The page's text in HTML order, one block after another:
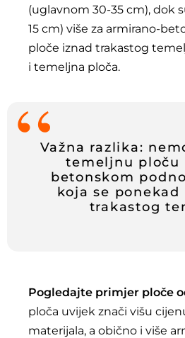
(uglavnom 30-35 cm), dok
15 cm) više za armirano-
ploče iznad trakastog
i temeljna ploča.
Važna razlika:
temeljnu ploču
betonskom
koja se ponekad
trakastog
Pogledajte primjer ploče
ploča uvijek znači višu
materijala, a obično i više